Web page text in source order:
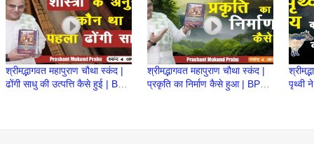
श्रीमद्भागवत महापुराण चौथा स्कंद |
ढोंगी साधु की उत्पत्ति कैसे हुई | BP
श्रीमद्भागवत महापुराण चौथा स्कंद |
प्रकृति का निर्माण कैसे हुआ | BP
पृथ्वी